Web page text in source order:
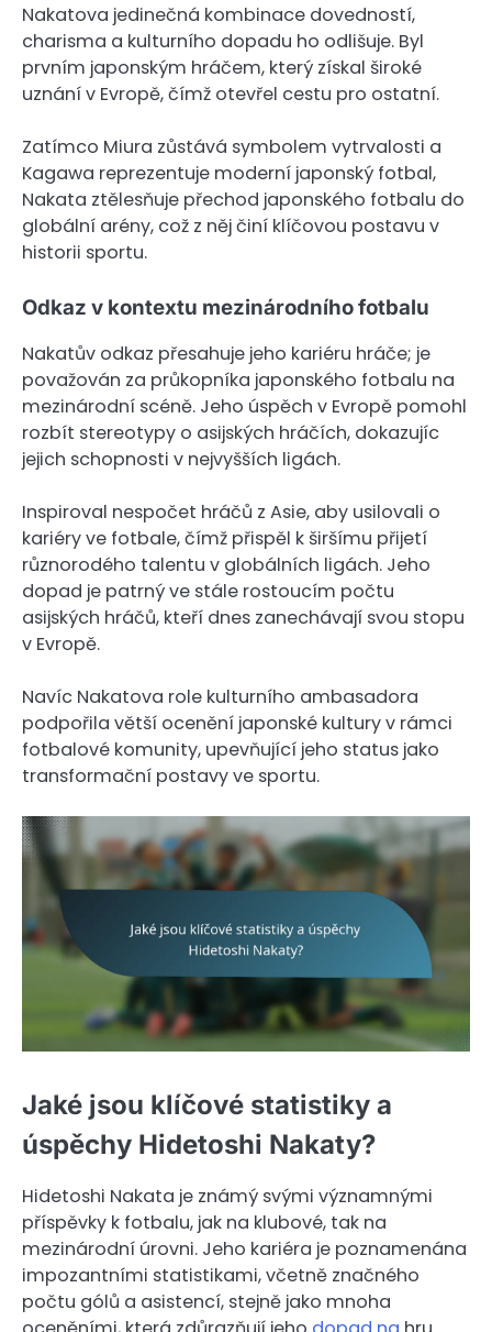
Nakatova jedinečná kombinace dovedností,
charisma a kulturního dopadu ho odlišuje. Byl
prvním japonským hráčem, který získal široké
uznání v Evropě, čímž otevřel cestu pro ostatní.
Zatímco Miura zůstává symbolem vytrvalosti a
Kagawa reprezentuje moderní japonský fotbal,
Nakata ztělesňuje přechod japonského fotbalu do
globální arény, což z něj činí klíčovou postavu v
historii sportu.
Odkaz v kontextu mezinárodního fotbalu
Nakatův odkaz přesahuje jeho kariéru hráče; je
považován za průkopníka japonského fotbalu na
mezinárodní scéně. Jeho úspěch v Evropě pomohl
rozbít stereotypy o asijských hráčích, dokazujíc
jejich schopnosti v nejvyšších ligách.
Inspiroval nespočet hráčů z Asie, aby usilovali o
kariéry ve fotbale, čímž přispěl k širšímu přijetí
různorodého talentu v globálních ligách. Jeho
dopad je patrný ve stále rostoucím počtu
asijských hráčů, kteří dnes zanechávají svou stopu
v Evropě.
Navíc Nakatova role kulturního ambasadora
podpořila větší ocenění japonské kultury v rámci
fotbalové komunity, upevňující jeho status jako
transformační postavy ve sportu.
Jaké jsou klíčové statistiky a
úspěchy Hidetoshi Nakaty?
Hidetoshi Nakata je známý svými významnými
příspěvky k fotbalu, jak na klubové, tak na
mezinárodní úrovni. Jeho kariéra je poznamenána
impozantními statistikami, včetně značného
počtu gólů a asistencí, stejně jako mnoha